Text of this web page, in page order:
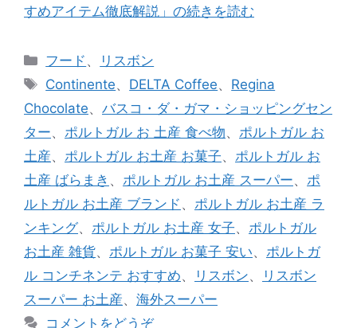
すめアイテム徹底解説」の続きを読む
カ
テ
リ
ー
フード 、
リスボン
タ
Continente、 DELTA Coffee、 Regina
Chocolate、 バスコ・ダ・ガマ・ショッピングセン
ター、 ポルトガル お 土産 食べ物、 ポルトガル お
土産、 ポルトガル お土産 お菓子、 ポルトガル お
土産 ばらまき 、 ポルトガル お土産 スーパー、 ポ
ルトガル お土産 ブランド 、 ポルトガル お土産 ラ
ンキング、 ポルトガル お土産 女子、 ポルトガル
お土産 雑貨、 ポルトガル お菓子 安い、 ポルトガ
ル コンチネンテ おすすめ、 リスボン、
リスボン
スーパー お土産、 海外スーパー
コメントをどうぞ